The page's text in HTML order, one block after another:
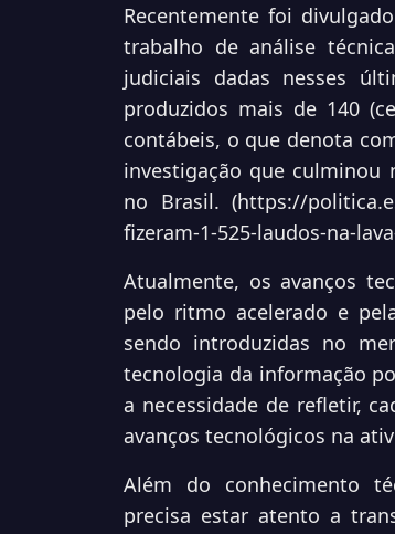
Recentemente foi
trabalho de análise
judiciais dadas nesses
produzidos mais de 140
contábeis, o que denota
investigação que culminou
no Brasil. (https://
fizeram-1-525-laudos-na-
Atualmente, os avanços
pelo ritmo acelerado e
sendo introduzidas no
tecnologia da informação
a necessidade de refletir,
avanços tecnológicos na
Além do conhecimento
precisa estar atento a